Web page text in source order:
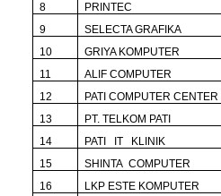
8
PRINTEC
9
SELECTA GRAFIKA
10
GRIYA KOMPUTER
11
ALIF COMPUTER
12
PATI COMPUTER CENTER
13
PT. TELKOM PATI
14
PATI IT KLINIK
15
SHINTA COMPUTER
16
LKP ESTE KOMPUTER